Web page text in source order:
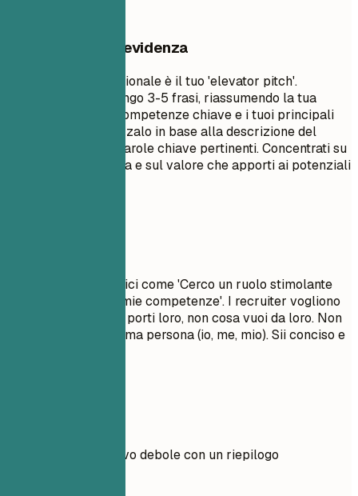
Cosa mettere in evidenza
Un riepilogo professionale è il tuo 'elevator pitch'.
Dovrebbe essere lungo 3-5 frasi, riassumendo la tua
esperienza, le tue competenze chiave e i tuoi principali
successi. Personalizzalo in base alla descrizione del
lavoro utilizzando parole chiave pertinenti. Concentrati su
ciò che ti rende unica e sul valore che apporti ai potenziali
Evita obiettivi generici come 'Cerco un ruolo stimolante
per far crescere le mie competenze'. I recruiter vogliono
sapere quale valore porti loro, non cosa vuoi da loro. Non
usare pronomi in prima persona (io, me, mio). Sii conciso e
Confronta un obiettivo debole con un riepilogo